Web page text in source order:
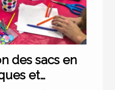
des sacs en
et